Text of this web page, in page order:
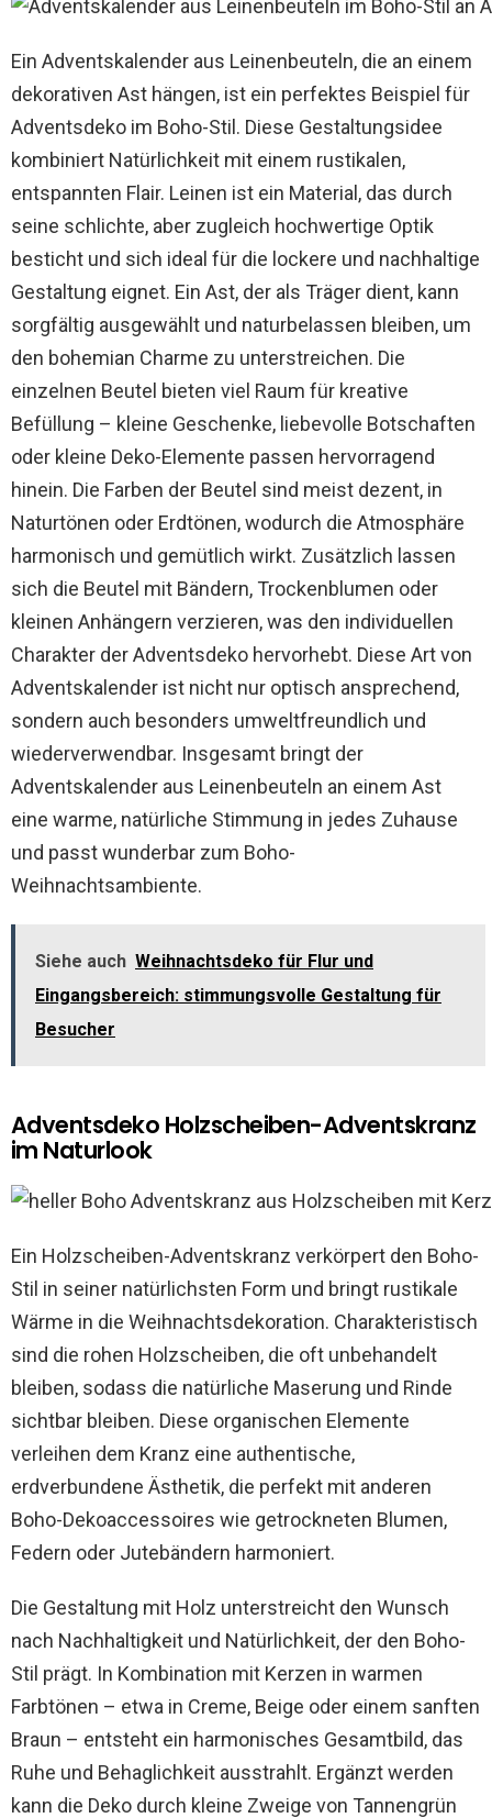
Ein Adventskalender aus Leinenbeuteln, die an einem
dekorativen Ast hängen, ist ein perfektes Beispiel für
Adventsdeko im Boho-Stil. Diese Gestaltungsidee
kombiniert Natürlichkeit mit einem rustikalen,
entspannten Flair. Leinen ist ein Material, das durch
seine schlichte, aber zugleich hochwertige Optik
besticht und sich ideal für die lockere und nachhaltige
Gestaltung eignet. Ein Ast, der als Träger dient, kann
sorgfältig ausgewählt und naturbelassen bleiben, um
den bohemian Charme zu unterstreichen. Die
einzelnen Beutel bieten viel Raum für kreative
Befüllung – kleine Geschenke, liebevolle Botschaften
oder kleine Deko-Elemente passen hervorragend
hinein. Die Farben der Beutel sind meist dezent, in
Naturtönen oder Erdtönen, wodurch die Atmosphäre
harmonisch und gemütlich wirkt. Zusätzlich lassen
sich die Beutel mit Bändern, Trockenblumen oder
kleinen Anhängern verzieren, was den individuellen
Charakter der Adventsdeko hervorhebt. Diese Art von
Adventskalender ist nicht nur optisch ansprechend,
sondern auch besonders umweltfreundlich und
wiederverwendbar. Insgesamt bringt der
Adventskalender aus Leinenbeuteln an einem Ast
eine warme, natürliche Stimmung in jedes Zuhause
und passt wunderbar zum Boho-
Weihnachtsambiente.
Siehe auch Weihnachtsdeko für Flur und
Eingangsbereich: stimmungsvolle Gestaltung für
Besucher
Adventsdeko Holzscheiben-Adventskranz
im Naturlook
Ein Holzscheiben-Adventskranz verkörpert den Boho-
Stil in seiner natürlichsten Form und bringt rustikale
Wärme in die Weihnachtsdekoration. Charakteristisch
sind die rohen Holzscheiben, die oft unbehandelt
bleiben, sodass die natürliche Maserung und Rinde
sichtbar bleiben. Diese organischen Elemente
verleihen dem Kranz eine authentische,
erdverbundene Ästhetik, die perfekt mit anderen
Boho-Dekoaccessoires wie getrockneten Blumen,
Federn oder Jutebändern harmoniert.
Die Gestaltung mit Holz unterstreicht den Wunsch
nach Nachhaltigkeit und Natürlichkeit, der den Boho-
Stil prägt. In Kombination mit Kerzen in warmen
Farbtönen – etwa in Creme, Beige oder einem sanften
Braun – entsteht ein harmonisches Gesamtbild, das
Ruhe und Behaglichkeit ausstrahlt. Ergänzt werden
kann die Deko durch kleine Zweige von Tannengrün